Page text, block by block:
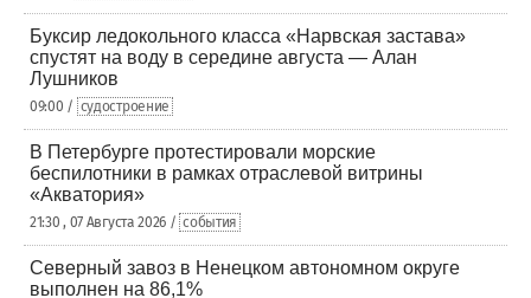
Буксир ледокольного класса «Нарвская застава»
спустят на воду в середине августа — Алан
Лушников
09:00 / судостроение
В Петербурге протестировали морские
беспилотники в рамках отраслевой витрины
«Акватория»
21:30 , 07 Августа 2026 / события
Северный завоз в Ненецком автономном округе
выполнен на 86,1%